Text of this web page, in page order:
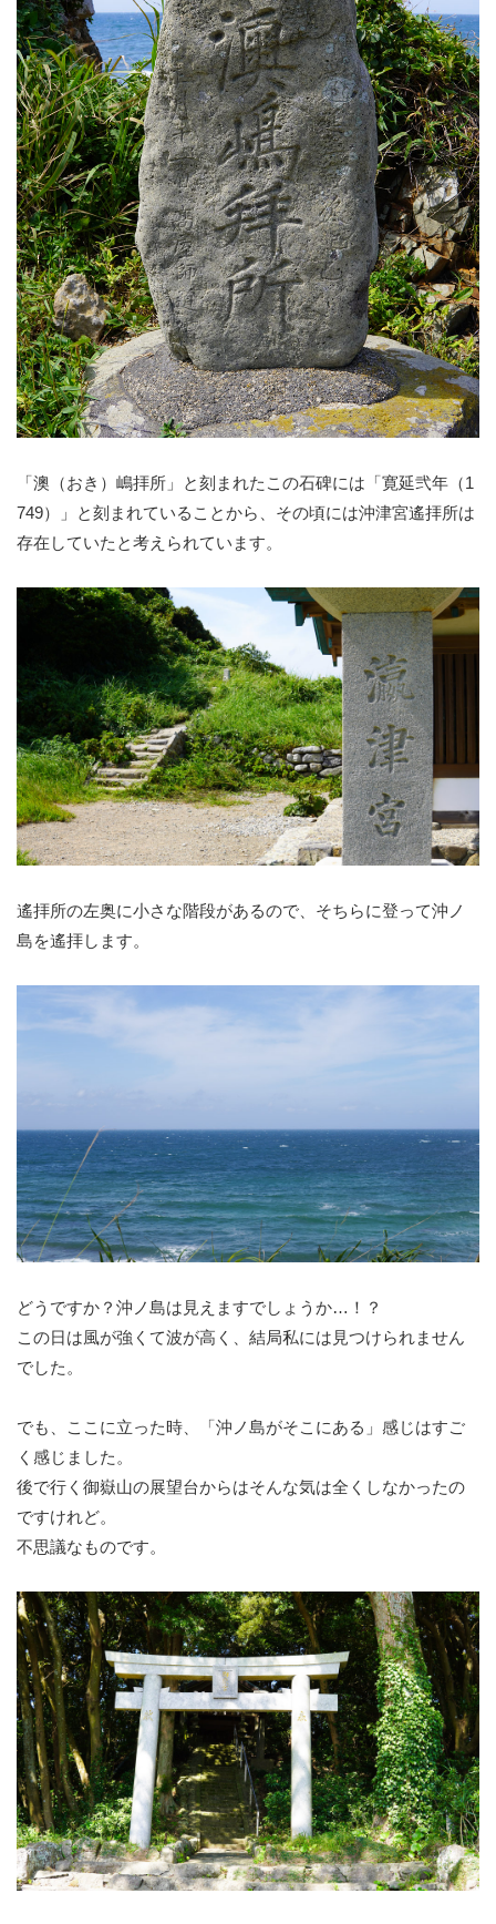
「澳（おき）嶋拝所」と刻まれたこの石碑には「寛延弐年（1
749）」と刻まれていることから、その頃には沖津宮遙拝所は
存在していたと考えられています。
遙拝所の左奥に小さな階段があるので、そちらに登って沖ノ
島を遙拝します。
どうですか？沖ノ島は見えますでしょうか…！？
この日は風が強くて波が高く、結局私には見つけられません
でした。
でも、ここに立った時、「沖ノ島がそこにある」感じはすご
く感じました。
後で行く御嶽山の展望台からはそんな気は全くしなかったの
ですけれど。
不思議なものです。